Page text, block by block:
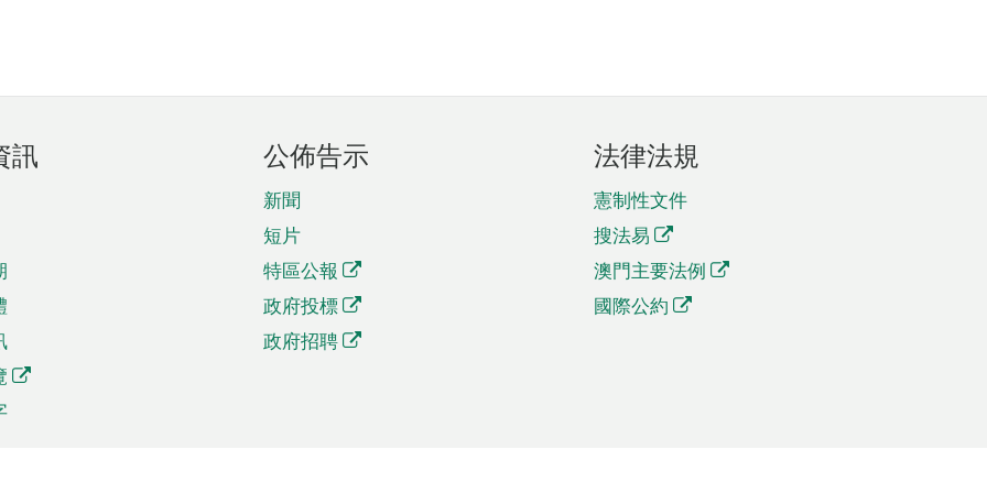
訊 公佈告示
新聞
短片
特區公報
政府投標
政府招聘
法律法規
憲制性文件
搜法易
澳門主要法例
國際公約